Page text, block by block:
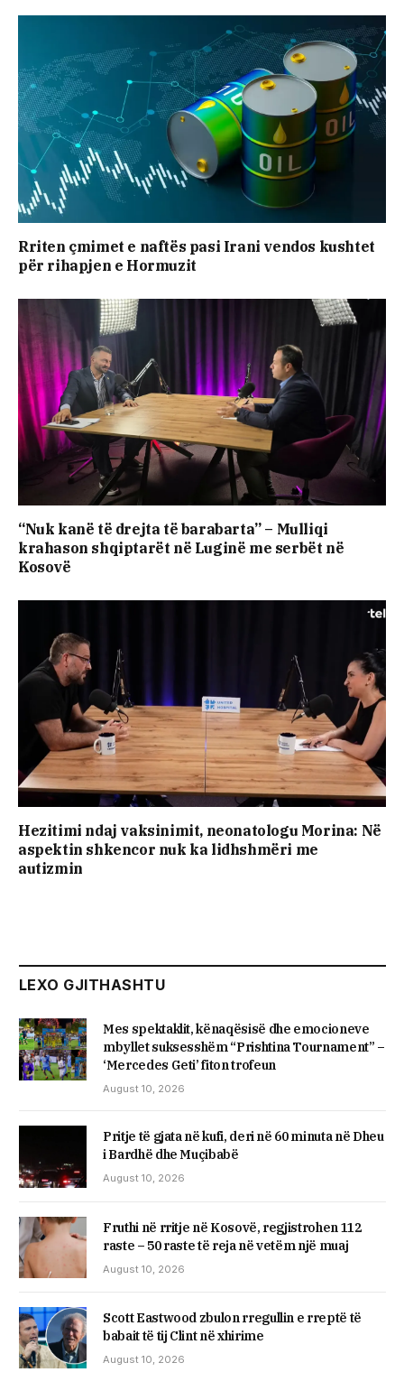
Rriten çmimet e naftës pasi Irani vendos kushtet
për rihapjen e Hormuzit
“Nuk kanë të drejta të barabarta” – Mulliqi
krahason shqiptarët në Luginë me serbët në
Kosovë
Hezitimi ndaj vaksinimit, neonatologu Morina: Në
aspektin shkencor nuk ka lidhshmëri me
autizmin
LEXO GJITHASHTU
Mes spektaklit, kënaqësisë dhe emocioneve
mbyllet suksesshëm “Prishtina Tournament” –
‘Mercedes Geti’ fiton trofeun
August 10, 2026
Pritje të gjata në kufi, deri në 60 minuta në Dheu
i Bardhë dhe Muçibabë
August 10, 2026
Fruthi në rritje në Kosovë, regjistrohen 112
raste – 50 raste të reja në vetëm një muaj
August 10, 2026
Scott Eastwood zbulon rregullin e rreptë të
babait të tij Clint në xhirime
August 10, 2026